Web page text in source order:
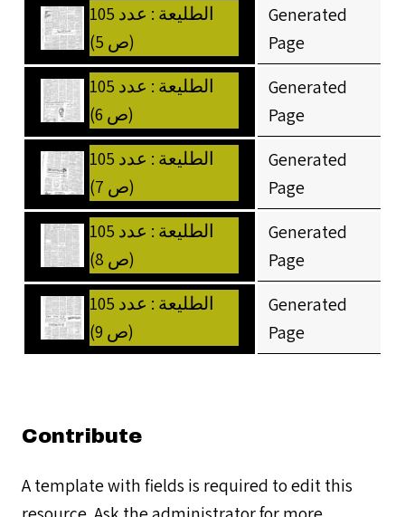
الطليعة : عدد 105
(ص 5)
Generated
Page
الطليعة : عدد 105
(ص 6)
Generated
Page
الطليعة : عدد 105
(ص 7)
Generated
Page
الطليعة : عدد 105
(ص 8)
Generated
Page
الطليعة : عدد 105
(ص 9)
Generated
Page
Contribute
A template with fields is required to edit this